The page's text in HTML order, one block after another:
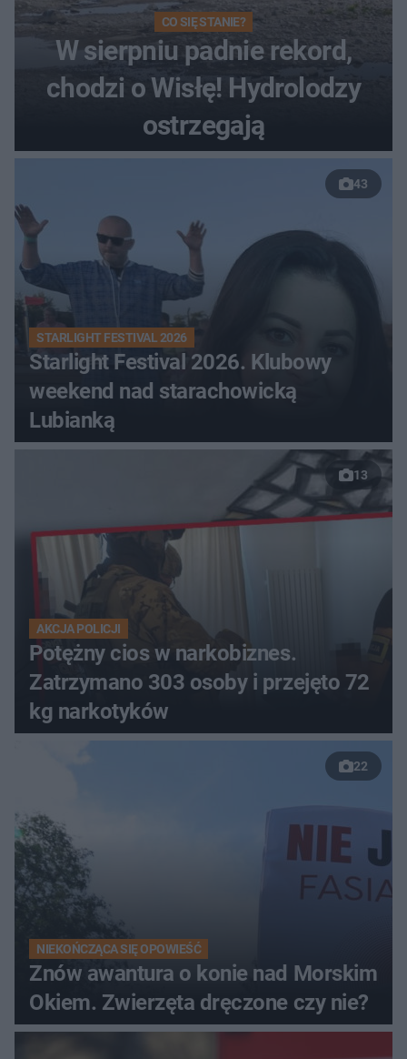
CO SIĘ STANIE?
W sierpniu padnie rekord,
chodzi o Wisłę! Hydrolodzy
ostrzegają
43
STARLIGHT FESTIVAL 2026
Starlight Festival 2026. Klubowy
weekend nad starachowicką
Lubianką
13
AKCJA POLICJI
Potężny cios w narkobiznes.
Zatrzymano 303 osoby i przejęto 72
kg narkotyków
22
NIEKOŃCZĄCA SIĘ OPOWIEŚĆ
Znów awantura o konie nad Morskim
Okiem. Zwierzęta dręczone czy nie?